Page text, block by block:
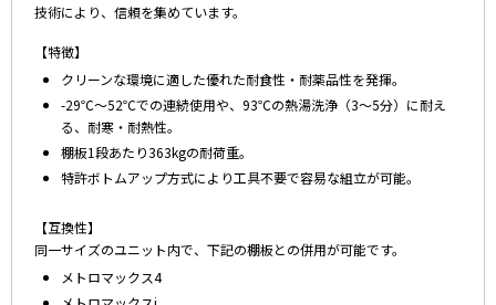
技術により、信頼を集めています。
【特徴】
クリーンな環境に適した優れた耐食性・耐薬品性を発揮。
-29℃～52℃での連続使用や、93℃の熱湯洗浄（3～5分）に耐え
る、耐寒・耐熱性。
棚板1段あたり363kgの耐荷重。
特許ボトムアップ方式により工具不要で容易な組立が可能。
【互換性】
同一サイズのユニット内で、下記の棚板との併用が可能です。
メトロマックス4